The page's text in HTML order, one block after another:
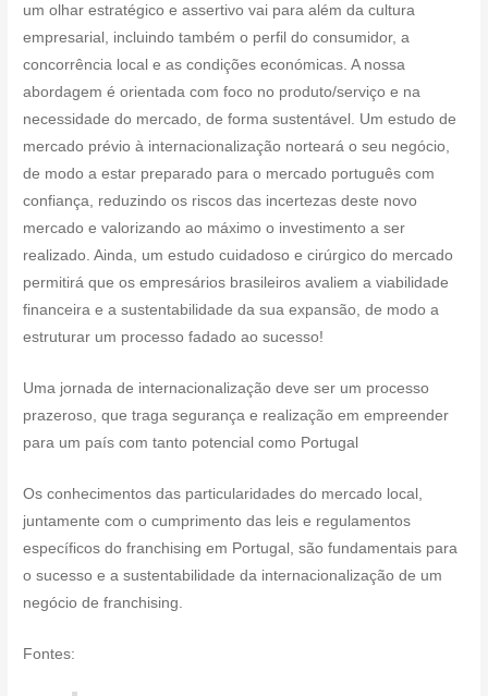
um olhar estratégico e assertivo vai para além da cultura
empresarial, incluindo também o perfil do consumidor, a
concorrência local e as condições económicas. A nossa
abordagem é orientada com foco no produto/serviço e na
necessidade do mercado, de forma sustentável. Um estudo de
mercado prévio à internacionalização norteará o seu negócio,
de modo a estar preparado para o mercado português com
confiança, reduzindo os riscos das incertezas deste novo
mercado e valorizando ao máximo o investimento a ser
realizado. Ainda, um estudo cuidadoso e cirúrgico do mercado
permitirá que os empresários brasileiros avaliem a viabilidade
financeira e a sustentabilidade da sua expansão, de modo a
estruturar um processo fadado ao sucesso!
Uma jornada de internacionalização deve ser um processo
prazeroso, que traga segurança e realização em empreender
para um país com tanto potencial como Portugal
Os conhecimentos das particularidades do mercado local,
juntamente com o cumprimento das leis e regulamentos
específicos do franchising em Portugal, são fundamentais para
o sucesso e a sustentabilidade da internacionalização de um
negócio de franchising.
Fontes: